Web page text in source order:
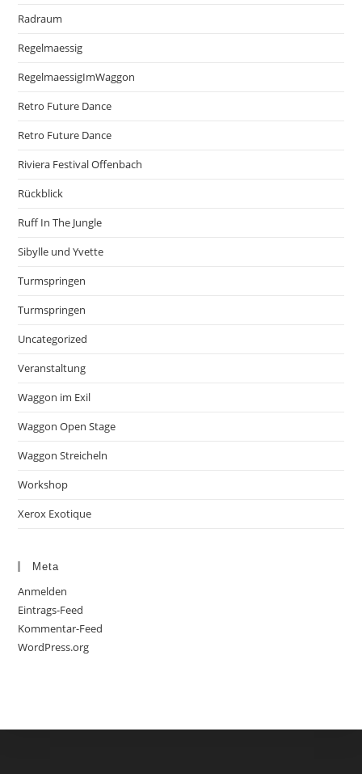
Radraum
Regelmaessig
RegelmaessigImWaggon
Retro Future Dance
Retro Future Dance
Riviera Festival Offenbach
Rückblick
Ruff In The Jungle
Sibylle und Yvette
Turmspringen
Turmspringen
Uncategorized
Veranstaltung
Waggon im Exil
Waggon Open Stage
Waggon Streicheln
Workshop
Xerox Exotique
Meta
Anmelden
Eintrags-Feed
Kommentar-Feed
WordPress.org